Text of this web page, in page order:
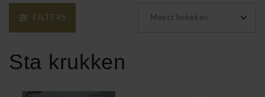
FILTERS Meest bekeken
Sta krukken